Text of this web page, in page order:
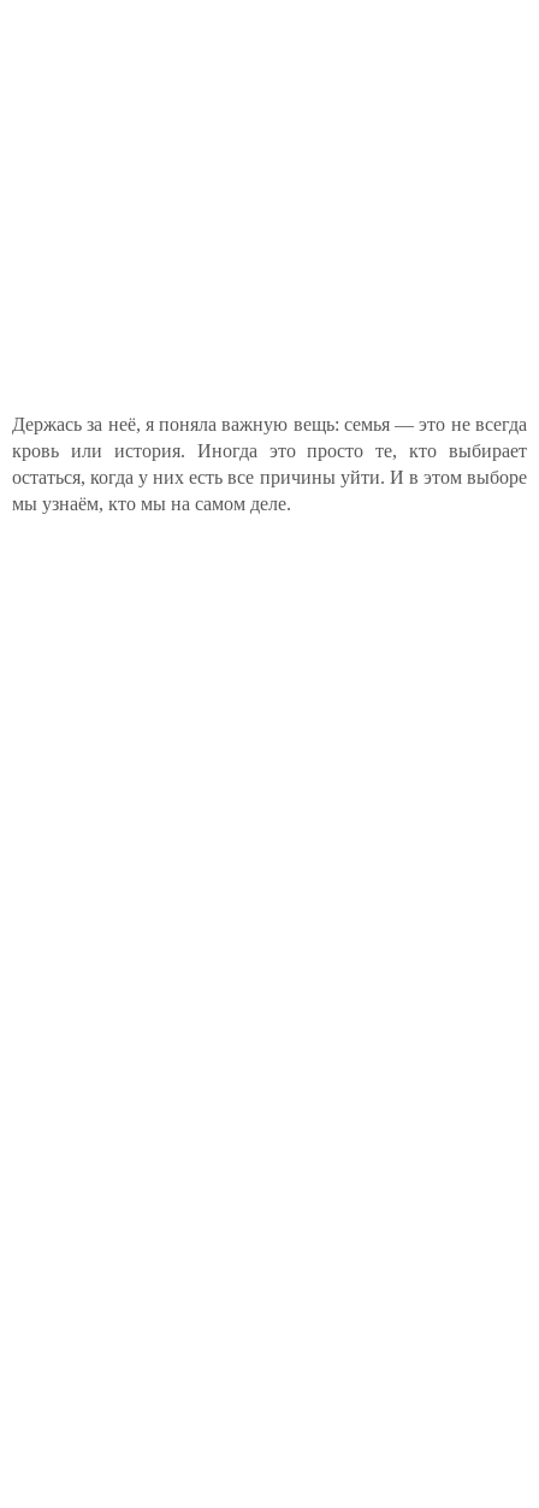
Держась за неё, я поняла важную вещь: семья — это не всегда
кровь или история. Иногда это просто те, кто выбирает
остаться, когда у них есть все причины уйти. И в этом выборе
мы узнаём, кто мы на самом деле.